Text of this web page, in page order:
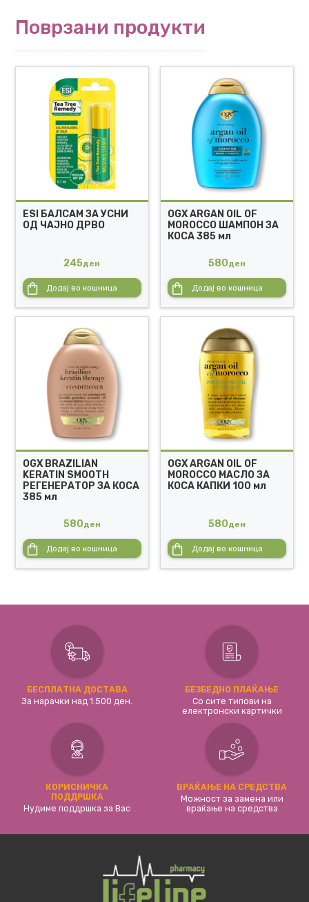
Поврзани продукти
ESI БАЛСАМ ЗА УСНИ
ОД ЧАЈНО ДРВО
245ден
Додај во кошница
OGX ARGAN OIL OF
MOROCCO ШАМПОН ЗА
КОСА 385 мл
580ден
Додај во кошница
OGX BRAZILIAN
KERATIN SMOOTH
РЕГЕНЕРАТОР ЗА КОСА
385 мл
580ден
Додај во кошница
OGX ARGAN OIL OF
MOROCCO МАСЛО ЗА
КОСА КАПКИ 100 мл
580ден
Додај во кошница
БЕСПЛАТНА ДОСТАВА
За нарачки над 1.500 ден.
БЕЗБЕДНО ПЛАЌАЊЕ
Со сите типови на
електронски картички
КОРИСНИЧКА
ПОДДРШКА
Нудиме поддршка за Вас
ВРАЌАЊЕ НА СРЕДСТВА
Можност за замена или
враќање на средства